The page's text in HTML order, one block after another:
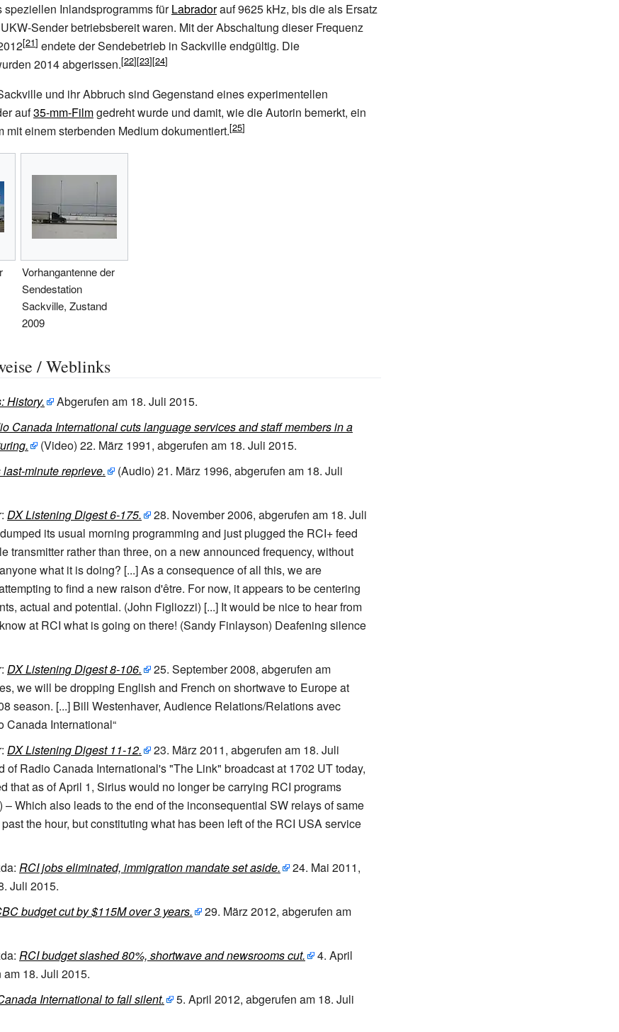
Inlandsprogramms fürLabradorauf 9625 kHz, bis die als Ersatz
Sender betriebsbereit waren. Mit der Abschaltung dieser Frequenz
endete der Sendebetrieb in Sackville endgültig. Die
2014 abgerissen.
und ihr Abbruch sind Gegenstand eines experimentellen
auf35-mm-Filmgedreht wurde und damit, wie die Autorin bemerkt, ein
mit einem sterbenden Medium dokumentiert.
Vorhangantenne der
Sendestation
Sackville, Zustand
2009
/ Weblinks
History. Abgerufen am 18. Juli 2015.
Canada International cuts language services and staff members in a
(Video) 22. März 1991, abgerufen am 18. Juli 2015.
minute reprieve. (Audio) 21. März 1996, abgerufen am 18. Juli
DX Listening Digest 6-175. 28. November 2006, abgerufen am 18. Juli
its usual morning programming and just plugged the RCI+ feed
transmitter rather than three, on a new announced frequency, without
what it is doing? [...] As a consequence of all this, we are
to find a new raison d'être. For now, it appears to be centering
actual and potential. (John Figliozzi) [...] It would be nice to hear from
at RCI what is going on there! (Sandy Finlayson) Deafening silence
DX Listening Digest 8-106. 25. September 2008, abgerufen am
we will be dropping English and French on shortwave to Europe at
season. [...] Bill Westenhaver, Audience Relations/Relations avec
Canada International“
DX Listening Digest 11-12. 23. März 2011, abgerufen am 18. Juli
of Radio Canada International's "The Link" broadcast at 1702 UT today,
that as of April 1, Sirius would no longer be carrying RCI programs
– Which also leads to the end of the inconsequential SW relays of same
the hour, but constituting what has been left of the RCI USA service
RCI jobs eliminated, immigration mandate set aside. 24. Mai 2011,
Juli 2015.
budget cut by $115M over 3 years. 29. März 2012, abgerufen am
RCI budget slashed 80%, shortwave and newsrooms cut. 4. April
am 18. Juli 2015.
International to fall silent. 5. April 2012, abgerufen am 18. Juli